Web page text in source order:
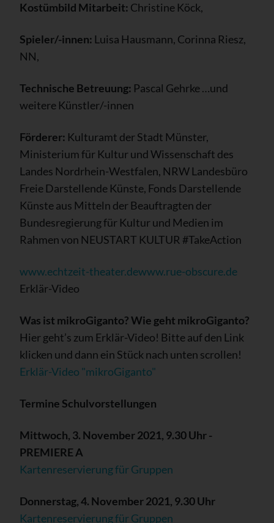
Kostümbild Mitarbeit: Christine Köck,
Spieler/-innen: Luisa Hausmann, Corinna Riesz,
NN,
Technische Betreuung: Pascal Gehrke …und
weitere Künstler/-innen
Förderer: Kulturamt der Stadt Münster,
Ministerium für Kultur und Wissenschaft des
Landes Nordrhein-Westfalen, NRW Landesbüro
Freie Darstellende Künste, Fonds Darstellende
Künste aus Mitteln der Beauftragten der
Bundesregierung für Kultur und Medien im
Rahmen von NEUSTART KULTUR #TakeAction
www.echtzeit-theater.dewww.rue-obscure.de
Erklär-Video
Was ist mikroGiganto? Wie geht mikroGiganto?
Hier geht’s zum Erklär-Video! Bitte auf den Link
klicken und dann ein Stück nach unten scrollen!
Erklär-Video "mikroGiganto"
Termine Schulvorstellungen
Mittwoch, 3. November 2021, 9.30 Uhr -
PREMIERE A
Kartenreservierung für Gruppen
Donnerstag, 4. November 2021, 9.30 Uhr
Kartenreservierung für Gruppen